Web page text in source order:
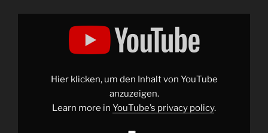
Display
Hier klicken, um den Inhalt von YouTube
anzuzeigen.
Learn more in YouTube’s privacy policy.